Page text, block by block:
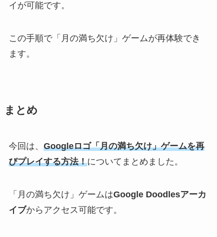
イが可能です。
この手順で「月の満ち欠け」ゲームが再体験でき
ます。
まとめ
今回は、 Googleロゴ「月の満ち欠け」ゲームを再
びプレイする方法！についてまとめました。
「月の満ち欠け」ゲームはGoogle Doodlesアーカ
イブからアクセス可能です。